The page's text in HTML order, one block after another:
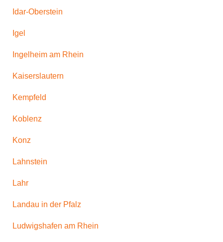
Idar-Oberstein
Igel
Ingelheim am Rhein
Kaiserslautern
Kempfeld
Koblenz
Konz
Lahnstein
Lahr
Landau in der Pfalz
Ludwigshafen am Rhein